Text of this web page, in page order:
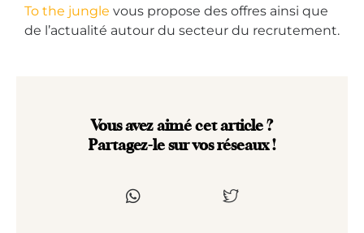
To the jungle vous propose des offres ainsi que
de l’actualité autour du secteur du recrutement.
Vous avez aimé cet article ?
Partagez-le sur vos réseaux !